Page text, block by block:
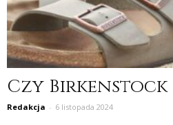
Czy Birkenstock
Redakcja - 6 listopada 2024